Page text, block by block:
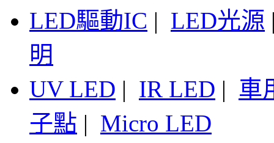
LED驅動IC | LED光源
明
UV LED | IR LED | 車
子點 | Micro LED